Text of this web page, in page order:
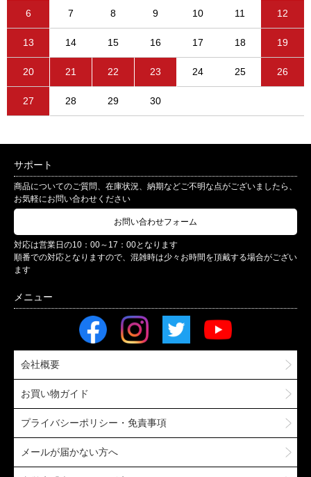
6 7 8 9 10 11 12
13 14 15 16 17 18 19
20 21 22 23 24 25 26
27 28 29 30
サポート
商品についてのご質問、在庫状況、納期などご不明な点がございましたら、
お気軽にお問い合わせください
お問い合わせフォーム
対応は営業日の10：00～17：00となります
順番での対応となりますので、混雑時は少々お時間を頂戴する場合がござい
ます
会社概要
お買い物ガイド
プライバシーポリシー・免責事項
メールが届かない方へ